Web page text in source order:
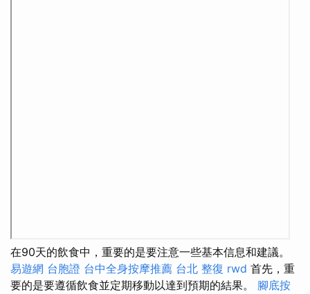
在90天的飲食中，重要的是要注意一些基本信息和建議。
易遊網 台胞證 台中全身按摩推薦 台北 整復 rwd 首先，重
要的是要遵循飲食並定期移動以達到預期的結果。 腳底按